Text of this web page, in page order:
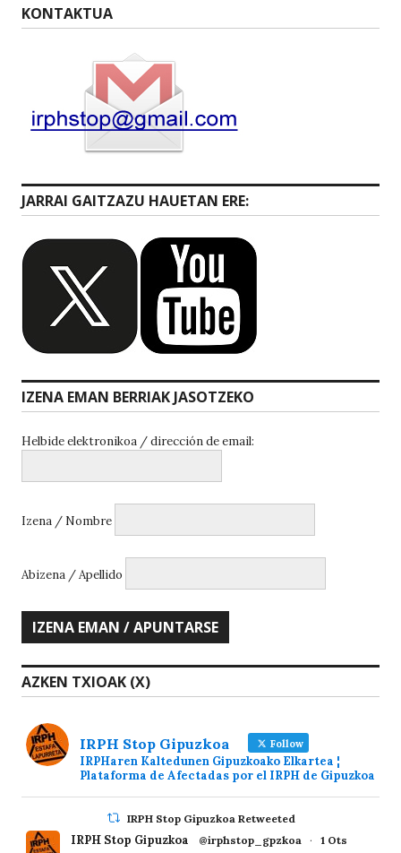
KONTAKTUA
JARRAI GAITZAZU HAUETAN ERE:
IZENA EMAN BERRIAK JASOTZEKO
Helbide elektronikoa / dirección de email:
Izena / Nombre
Abizena / Apellido
AZKEN TXIOAK (X)
IRPH Stop Gipuzkoa Follow
IRPHaren Kaltedunen Gipuzkoako Elkartea ¦
Plataforma de Afectadas por el IRPH de Gipuzkoa
IRPH Stop Gipuzkoa Retweeted
IRPH Stop Gipuzkoa @irphstop_gpzkoa · 1 Ots